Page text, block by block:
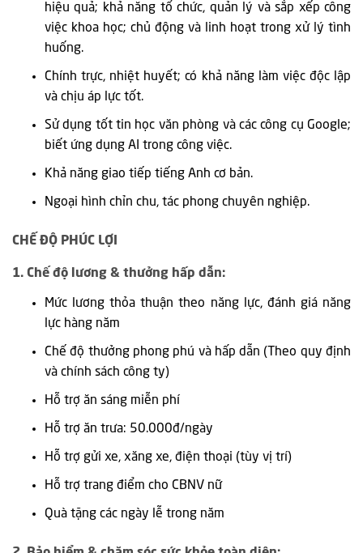
hiệu quả; khả năng tổ chức, quản lý và sắp xếp công
việc khoa học; chủ động và linh hoạt trong xử lý tình
huống.
Chính trực, nhiệt huyết; có khả năng làm việc độc lập
và chịu áp lực tốt.
Sử dụng tốt tin học văn phòng và các công cụ Google;
biết ứng dụng AI trong công việc.
Khả năng giao tiếp tiếng Anh cơ bản.
Ngoại hình chỉn chu, tác phong chuyên nghiệp.
CHẾ ĐỘ PHÚC LỢI
1. Chế độ lương & thưởng hấp dẫn:
Mức lương thỏa thuận theo năng lực, đánh giá năng
lực hàng năm
Chế độ thưởng phong phú và hấp dẫn (Theo quy định
và chính sách công ty)
Hỗ trợ ăn sáng miễn phí
Hỗ trợ ăn trưa: 50.000đ/ngày
Hỗ trợ gửi xe, xăng xe, điện thoại (tùy vị trí)
Hỗ trợ trang điểm cho CBNV nữ
Quà tặng các ngày lễ trong năm